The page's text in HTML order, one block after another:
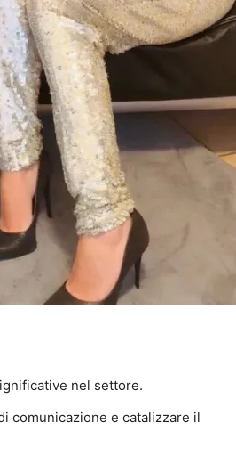
nel settore.
comunicazione e catalizzare il